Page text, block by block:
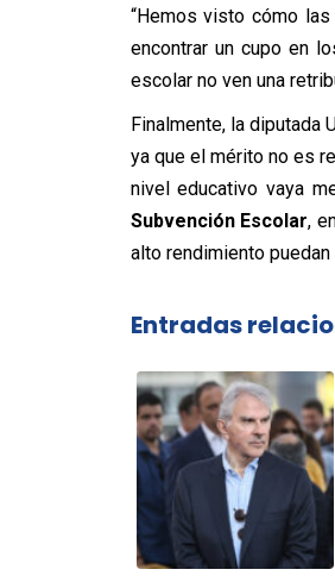
“Hemos visto cómo
encontrar un cupo en
escolar no ven una
Finalmente, la diputada
ya que el mérito no es
nivel educativo vaya
Subvención Escolar,
alto rendimiento
Entradas